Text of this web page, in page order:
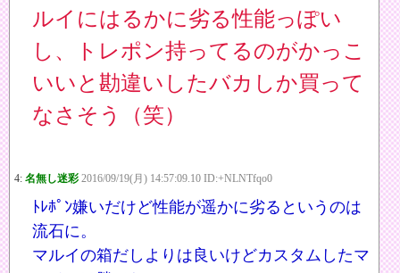
ルイにはるかに劣る性能っぽい
し、トレポン持ってるのがかっこ
いいと勘違いしたバカしか買って
なさそう（笑）
4: 名無し迷彩 2016/09/19(月) 14:57:09.10 ID:+NLNTfqo0
ﾄﾚﾎﾟﾝ嫌いだけど性能が遥かに劣るというのは
流石に。
マルイの箱だしよりは良いけどカスタムしたマ